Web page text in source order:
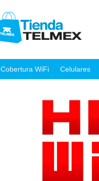
Cobertura WiFi Celulares